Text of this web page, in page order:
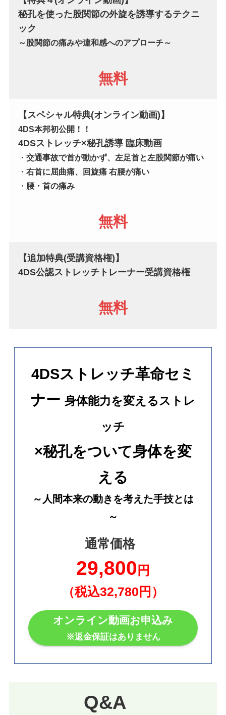
秘孔を使った股関節の外旋を誘導するテクニ
ック
～股関節の痛みや違和感へのアプローチ～
無料
【スペシャル特典(オンライン動画)】
4DS本邦初公開！！
4DSストレッチ×秘孔誘導 臨床動画
・ 交通事故で首が動かず、左足首と左股関節が痛い
・ 右首に屈曲痛、回旋痛 右腰が痛い
・ 腰・首の痛み
無料
【追加特典(受講資格権) 】
4DS公認ストレッチトレーナー受講資格権
無料
4DSストレッチ革命セミ
ナー 身体能力を変えるストレ
ッチ
×秘孔をついて身体を変
える
～人間本来の動きを考えた手技とは
～
通常価格
29,800 円
（税込32,780円）
オンライン動画お申込み
※返金保証はありません
Q&A